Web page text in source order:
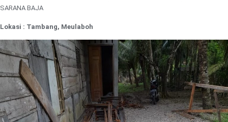
SARANA BAJA
Lokasi : Tambang, Meulaboh